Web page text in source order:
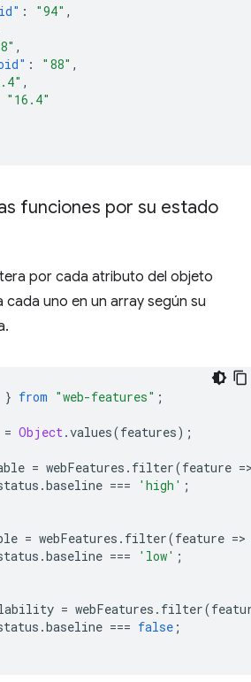
: "94" ,
,
: "88" ,
,
"16.4"
funciones por su estado
por cada atributo del objeto
uno en un array según su
} from "web-features" ;
= Object.values(features);
= webFeatures . filter(feature =
.baseline === 'high' ;
= webFeatures . filter(feature =>
.baseline === 'low' ;
= webFeatures . filter(
.baseline === false ;